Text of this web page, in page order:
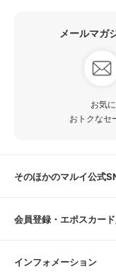
メールマガ
お気
おトクなセ
そのほかのマルイ公式
会員登録・エポスカー
インフォメーション